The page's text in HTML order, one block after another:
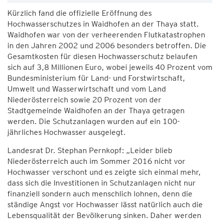
Kürzlich fand die offizielle Eröffnung des
Hochwasserschutzes in Waidhofen an der Thaya statt.
Waidhofen war von der verheerenden Flutkatastrophen
in den Jahren 2002 und 2006 besonders betroffen. Die
Gesamtkosten für diesen Hochwasserschutz belaufen
sich auf 3,8 Millionen Euro, wobei jeweils 40 Prozent vom
Bundesministerium für Land- und Forstwirtschaft,
Umwelt und Wasserwirtschaft und vom Land
Niederösterreich sowie 20 Prozent von der
Stadtgemeinde Waidhofen an der Thaya getragen
werden. Die Schutzanlagen wurden auf ein 100-
jährliches Hochwasser ausgelegt.
Landesrat Dr. Stephan Pernkopf: „Leider blieb
Niederösterreich auch im Sommer 2016 nicht vor
Hochwasser verschont und es zeigte sich einmal mehr,
dass sich die Investitionen in Schutzanlagen nicht nur
finanziell sondern auch menschlich lohnen, denn die
ständige Angst vor Hochwasser lässt natürlich auch die
Lebensqualität der Bevölkerung sinken. Daher werden